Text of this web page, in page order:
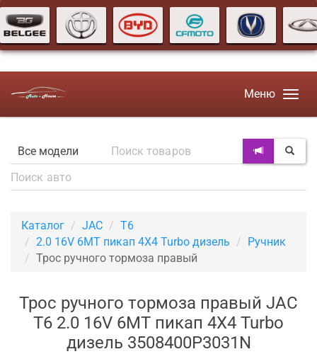
Меню
Каталог JAC
T6
2.0 16V 6MT пикап 4X4 Turbo дизель
Ручник
Трос ручного тормоза правый
Трос ручного тормоза правый JAC
T6 2.0 16V 6MT пикап 4X4 Turbo
дизель 3508400P3031N